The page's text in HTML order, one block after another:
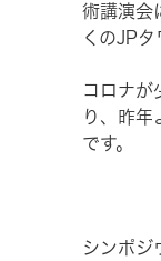
術講演会
くのJPタ
コロナが
り、昨年
です。
シンポジ